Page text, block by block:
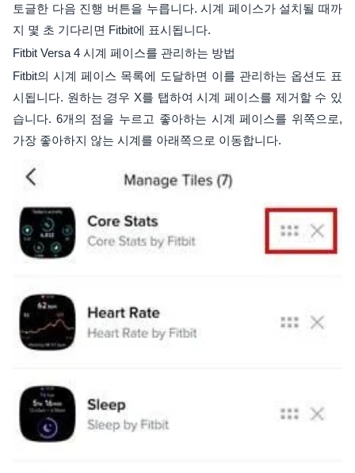
토글한 다음 진행 버튼을 누릅니다. 시계 페이스가 설치될 때까
지 몇 초 기다리면 Fitbit에 표시됩니다.
Fitbit Versa 4 시계 페이스를 관리하는 방법
Fitbit의 시계 페이스 목록에 도달하면 이를 관리하는 옵션도 표
시됩니다. 원하는 경우 X를 탭하여 시계 페이스를 제거할 수 있
습니다. 6개의 점을 누르고 좋아하는 시계 페이스를 위쪽으로,
가장 좋아하지 않는 시계를 아래쪽으로 이동합니다.